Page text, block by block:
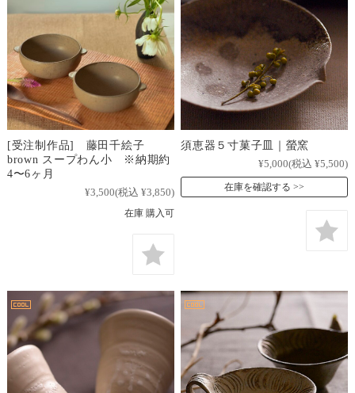
[受注制作品] 藤田千絵子
brown スープわん小 ※納期約
4〜6ヶ月
¥3,500(税込 ¥3,850)
在庫 購入可
須恵器５寸菓子皿｜螢窯
¥5,000(税込 ¥5,500)
在庫を確認する